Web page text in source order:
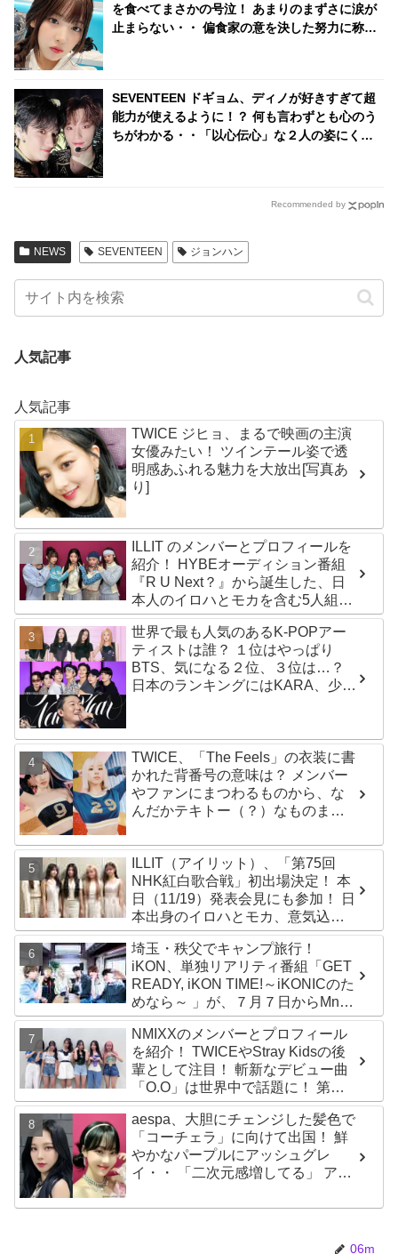
を食べてまさかの号泣！ あまりのまずさに涙が
止まらない・・ 偏食家の意を決した努力に称賛
SEVENTEEN ドギョム、ディノが好きすぎて超
能力が使えるように！？ 何も言わずとも心のう
ちがわかる・・「以心伝心」な２人の姿にくぎ
Recommended by
NEWS SEVENTEEN ジョンハン
人気記事
人気記事
TWICE ジヒョ、まるで映画の主演
女優みたい！ ツインテール姿で透
明感あふれる魅力を大放出[写真あ
り]
ILLIT のメンバーとプロフィールを
紹介！ HYBEオーディション番組
『R U Next？』から誕生した、日
本人のイロハとモカを含む5人組ガ
ールズグループ！ デビュー曲
「Magnetic」がいきなりの大ヒッ
ト
世界で最も人気のあるK-POPアー
ティストは誰？ １位はやっぱり
BTS、気になる２位、３位は…？
日本のランキングにはKARA、少女
TWICE、「The Feels」の衣装に書
かれた背番号の意味は？ メンバー
やファンにまつわるものから、な
んだかテキトー（？）なものま
ILLIT（アイリット）、「第75回
NHK紅白歌合戦」初出場決定！ 本
日（11/19）発表会見にも参加！ 日
本出身のイロハとモカ、意気込み
を語る「ずっと夢見てたステー
ジ…嬉しくて光栄」
埼玉・秩父でキャンプ旅行！
iKON、単独リアリティ番組「GET
READY, iKON TIME!～iKONICのた
めなら～ 」が、７月７日からMnet
で放送・配信スタート
NMIXXのメンバーとプロフィール
を紹介！ TWICEやStray Kidsの後
輩として注目！ 斬新なデビュー曲
「O.O」は世界中で話題に！ 第４
世代を代表する美女ソリュンをは
じめ、全員ビジュアルメンバーと
いわれるその魅力をチェック
aespa、大胆にチェンジした髪色で
「コーチェラ」に向けて出国！ 鮮
やかなパープルにアッシュグレ
イ・・ 「二次元感増してる」 アバ
06m